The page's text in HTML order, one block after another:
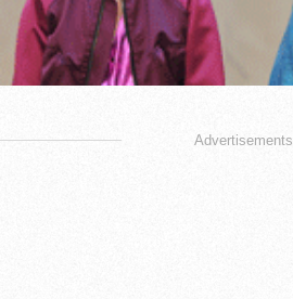
Advertisements